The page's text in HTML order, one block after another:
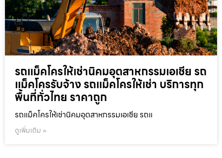
รถแม็คโครให้เช่านิคมอุตสาหกรรมเอเชีย รถ
แม็คโครรับจ้าง รถแม็คโครให้เช่า บริการทุก
พื้นที่ทั่วไทย ราคาถูก
รถแม็คโครให้เช่านิคมอุตสาหกรรมเอเชีย รถแ
ดูเพิ่มเติม »